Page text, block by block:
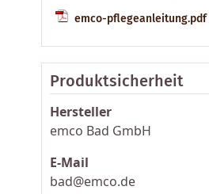
emco-pflegeanleitung.pdf
Produktsicherheit
Hersteller
emco Bad GmbH
E-Mail
bad@emco.de